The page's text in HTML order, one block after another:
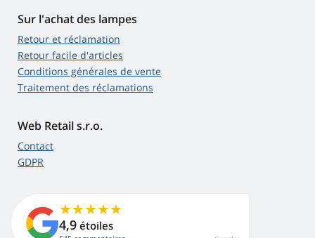
Sur l'achat des lampes
Retour et réclamation
Retour facile d'articles
Conditions générales de vente
Traitement des réclamations
Web Retail s.r.o.
Contact
GDPR
4,9 étoiles